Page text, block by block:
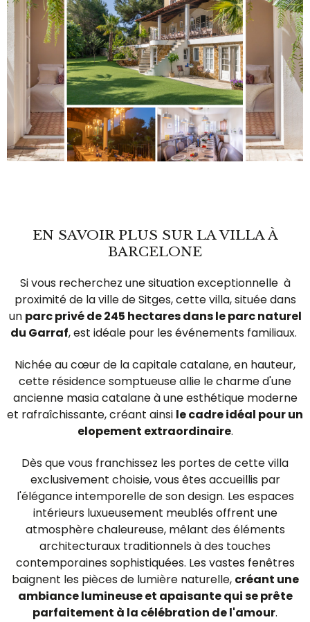
EN SAVOIR PLUS SUR LA VILLA À
BARCELONE
Si vous recherchez une situation exceptionnelle à
proximité de la ville de Sitges, cette villa, située dans
un parc privé de 245 hectares dans le parc naturel
du Garraf, est idéale pour les événements familiaux.
Nichée au cœur de la capitale catalane, en hauteur,
cette résidence somptueuse allie le charme d'une
ancienne masia catalane à une esthétique moderne
et rafraîchissante, créant ainsi le cadre idéal pour un
elopement extraordinaire.
Dès que vous franchissez les portes de cette villa
exclusivement choisie, vous êtes accueillis par
l'élégance intemporelle de son design. Les espaces
intérieurs luxueusement meublés offrent une
atmosphère chaleureuse, mêlant des éléments
architecturaux traditionnels à des touches
contemporaines sophistiquées. Les vastes fenêtres
baignent les pièces de lumière naturelle, créant une
ambiance lumineuse et apaisante qui se prête
parfaitement à la célébration de l'amour.